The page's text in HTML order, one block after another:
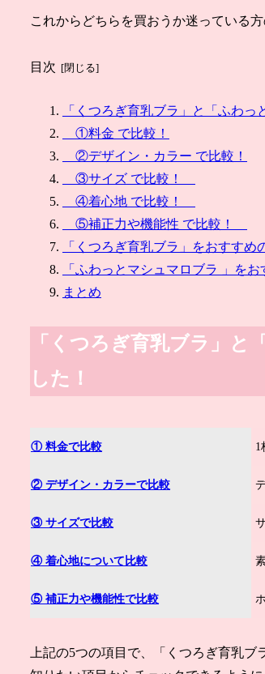
これからどちらを買おうか迷っている
目次
「くつろぎ育乳ブラ」と「ふわ
①料金 で比較！
②デザイン・カラー で比較！
③サイズ で比較！
④着心地 で比較！
⑤補正力や機能性 で比較！
「くつろぎ育乳ブラ」をおすすめ
「ふわっとマシュマロブラ 」を
まとめ
「くつろぎ育乳ブラ」と
した！
① 料金で比較 1
② デザイン・カラーで比較
③ サイズで比較
④ 着心地について比較
⑤ 補正力や機能性で比較
上記の5つの項目で、「くつろぎ育乳